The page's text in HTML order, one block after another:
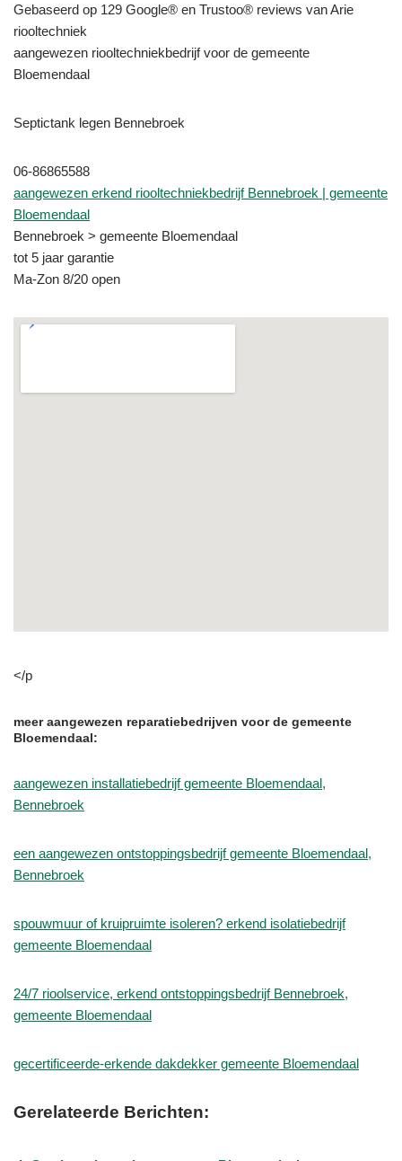
Gebaseerd op 129 Google® en Trustoo® reviews van Arie
riooltechniek
aangewezen riooltechniekbedrijf voor de gemeente
Bloemendaal
Septictank legen Bennebroek
06-86865588
aangewezen erkend riooltechniekbedrijf Bennebroek | gemeente
Bloemendaal
Bennebroek > gemeente Bloemendaal
tot 5 jaar garantie
Ma-Zon 8/20 open
</p
meer aangewezen reparatiebedrijven voor de gemeente
Bloemendaal:
aangewezen installatiebedrijf gemeente Bloemendaal,
Bennebroek
een aangewezen ontstoppingsbedrijf gemeente Bloemendaal,
Bennebroek
spouwmuur of kruipruimte isoleren? erkend isolatiebedrijf
gemeente Bloemendaal
24/7 rioolservice, erkend ontstoppingsbedrijf Bennebroek,
gemeente Bloemendaal
gecertificeerde-erkende dakdekker gemeente Bloemendaal
Gerelateerde Berichten: